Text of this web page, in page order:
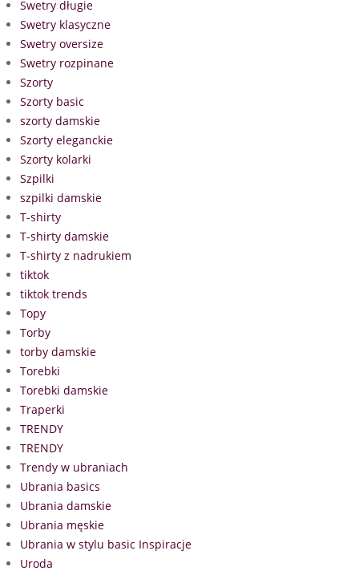
Swetry długie
Swetry klasyczne
Swetry oversize
Swetry rozpinane
Szorty
Szorty basic
szorty damskie
Szorty eleganckie
Szorty kolarki
Szpilki
szpilki damskie
T-shirty
T-shirty damskie
T-shirty z nadrukiem
tiktok
tiktok trends
Topy
Torby
torby damskie
Torebki
Torebki damskie
Traperki
TRENDY
TRENDY
Trendy w ubraniach
Ubrania basics
Ubrania damskie
Ubrania męskie
Ubrania w stylu basic Inspiracje
Uroda